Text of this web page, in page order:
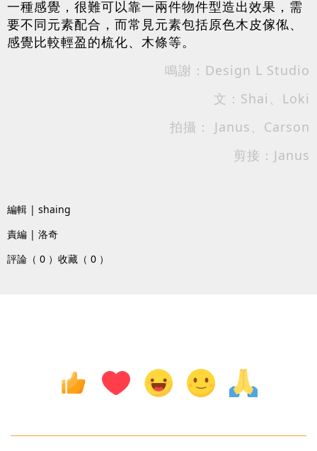
一種感覺，很難可以靠一兩件物件型造出效果，需
要不同元素配合，而常見元素包括原色木皮傢俬、
感覺比較輕盈的梳化、木條等。
鳴謝：Design L Studio
文：Shai、Loki
拍攝： Janus、Carson
剪接：Janus
編輯 | shaing
責編 | 洛奇
評論（ 0 ） 收藏（ 0 ）